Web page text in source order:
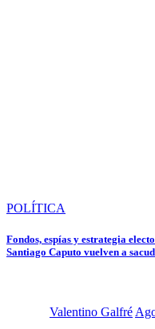
POLÍTICA
Fondos, espías y estrategia
Santiago Caputo vuelven a
Valentino Galfré